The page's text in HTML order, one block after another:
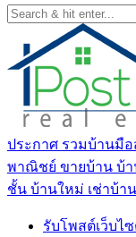
ประกาศ รวมบ้านมื
พาณิชย์ ขายบ้าน บ้า
ชั้น บ้านใหม่ เช่าบ้า
รับโพสต์เว็บไ